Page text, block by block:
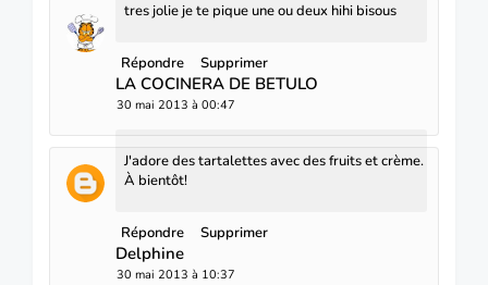
tres jolie je te pique une ou deux hihi bisous
Répondre Supprimer
LA COCINERA DE BETULO
30 mai 2013 à 00:47
J'adore des tartalettes avec des fruits et crème.
À bientôt!
Répondre Supprimer
Delphine
30 mai 2013 à 10:37